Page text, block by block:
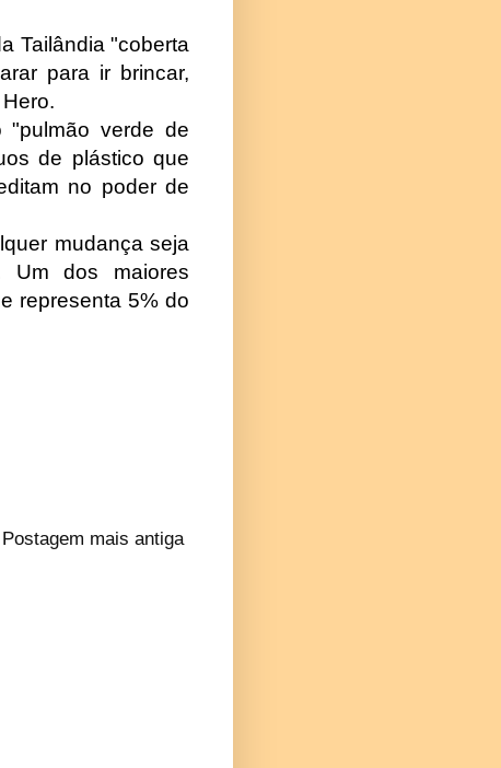
Tailândia "coberta
para ir brincar,
"pulmão verde de
de plástico que
no poder de
mudança seja
Um dos maiores
representa 5% do
Postagem mais antiga